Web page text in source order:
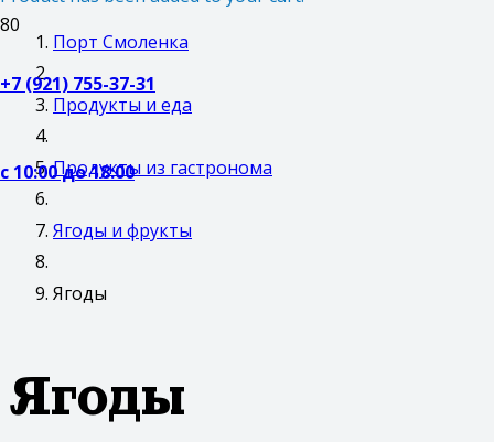
+7 (921) 755-37-31
с 10:00 до 18:00
Порт Смоленка
Продукты и еда
Продукты из гастронома
Ягоды и фрукты
Ягоды
Ягоды